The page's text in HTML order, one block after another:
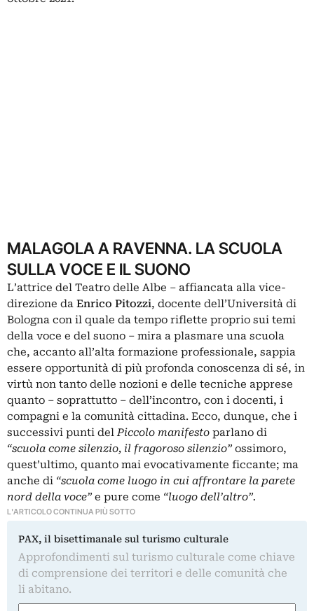
MALAGOLA A RAVENNA. LA SCUOLA
SULLA VOCE E IL SUONO
L’attrice del Teatro delle Albe – affiancata alla vice-
direzione da Enrico Pitozzi, docente dell’Università di
Bologna con il quale da tempo riflette proprio sui temi
della voce e del suono – mira a plasmare una scuola
che, accanto all’alta formazione professionale, sappia
essere opportunità di più profonda conoscenza di sé, in
virtù non tanto delle nozioni e delle tecniche apprese
quanto – soprattutto – dell’incontro, con i docenti, i
compagni e la comunità cittadina. Ecco, dunque, che i
successivi punti delPiccolo manifesto parlano di
“scuola come silenzio, il fragoroso silenzio” ossimoro,
quest’ultimo, quanto mai evocativamente ficcante; ma
anche di “scuola come luogo in cui affrontare la parete
nord della voce” e pure come “luogo dell’altro”.
L'ARTICOLO CONTINUA PIÙ SOTTO
PAX, il bisettimanale sul turismo culturale
Approfondimenti sul turismo culturale come chiave
di comprensione dei territori e delle comunità che
li abitano.